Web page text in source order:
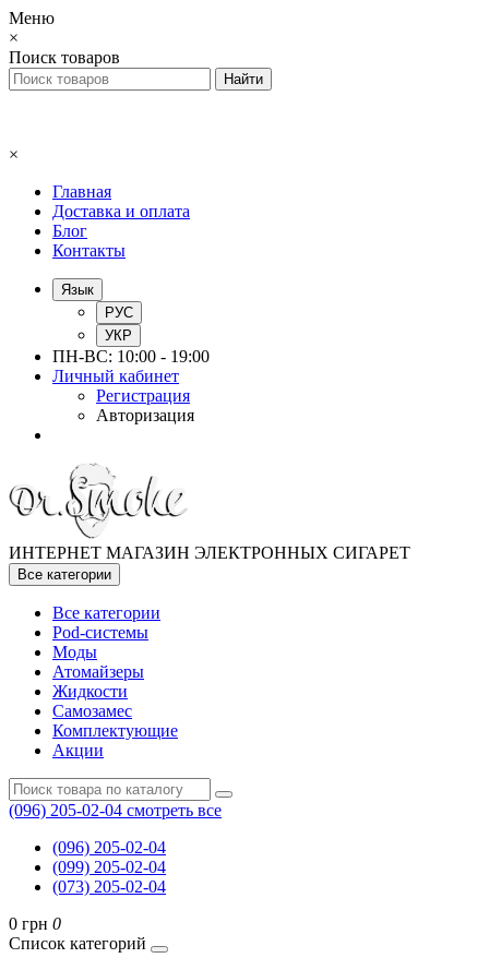
Меню
×
Поиск товаров
×
Главная
Доставка и оплата
Блог
Контакты
Язык
РУС
УКР
ПН-ВС: 10:00 - 19:00
Личный кабинет
Регистрация
Авторизация
ИНТЕРНЕТ МАГАЗИН ЭЛЕКТРОННЫХ СИГАРЕТ
Все категории
Все категории
Pod-системы
Моды
Атомайзеры
Жидкости
Самозамес
Комплектующие
Акции
(096) 205-02-04 смотреть все
(096) 205-02-04
(099) 205-02-04
(073) 205-02-04
0 грн 0
Список категорий